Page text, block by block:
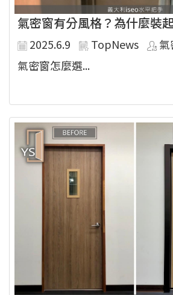
氣密窗有分風格？為什麼裝
2025.6.9 TopNews
氣密窗怎麼選...